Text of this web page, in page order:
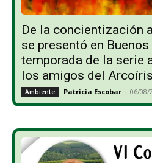
De la concientización
se presentó en
temporada de la serie
los amigos del
Ambiente Patricia Escobar - 06/08/